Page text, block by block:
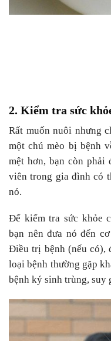
2. Kiểm tra sức
Rất muốn nuôi nhưng
một chú mèo bị bệnh
mệt hơn, bạn còn
viên trong gia đình có
nó.
Để kiểm tra sức khỏe
bạn nên đưa nó đến
Điều trị bệnh (nếu có),
loại bệnh thường gặp
bệnh ký sinh trùng,